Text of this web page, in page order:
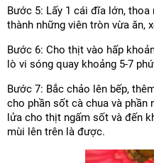
Bước 5: Lấy 1 cái đĩa lớn,
thành những viên tròn vừa ăn,
Bước 6: Cho thịt vào hấp
lò vi sóng quay khoảng 5-7
Bước 7: Bắc chảo lên bếp,
cho phần sốt cà chua và phần
lửa cho thịt ngấm sốt và đến
mùi lên trên là được.